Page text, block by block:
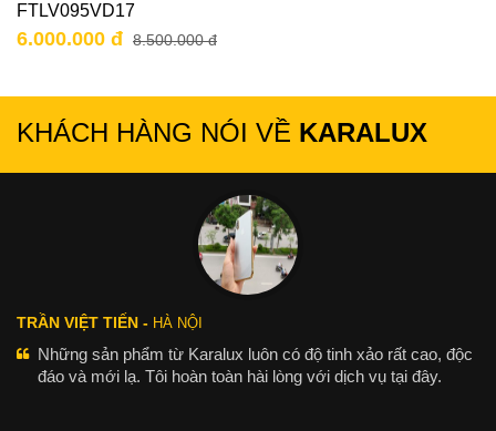
FTLV095VD17
6.000.000 đ 8.500.000 đ
KHÁCH HÀNG NÓI VỀ KARALUX
TRẦN VIỆT TIẾN - HÀ NỘI
Những sản phẩm từ Karalux luôn có độ tinh xảo rất cao, độc
đáo và mới lạ. Tôi hoàn toàn hài lòng với dịch vụ tại đây.